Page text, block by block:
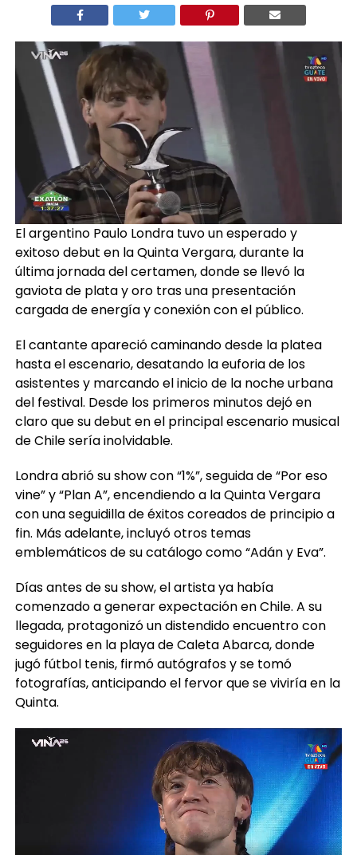
El argentino Paulo Londra tuvo un esperado y
exitoso debut en la Quinta Vergara, durante la
última jornada del certamen, donde se llevó la
gaviota de plata y oro tras una presentación
cargada de energía y conexión con el público.
El cantante apareció caminando desde la platea
hasta el escenario, desatando la euforia de los
asistentes y marcando el inicio de la noche urbana
del festival. Desde los primeros minutos dejó en
claro que su debut en el principal escenario musical
de Chile sería inolvidable.
Londra abrió su show con “1%”, seguida de “Por eso
vine” y “Plan A”, encendiendo a la Quinta Vergara
con una seguidilla de éxitos coreados de principio a
fin. Más adelante, incluyó otros temas
emblemáticos de su catálogo como “Adán y Eva”.
Días antes de su show, el artista ya había
comenzado a generar expectación en Chile. A su
llegada, protagonizó un distendido encuentro con
seguidores en la playa de Caleta Abarca, donde
jugó fútbol tenis, firmó autógrafos y se tomó
fotografías, anticipando el fervor que se viviría en la
Quinta.